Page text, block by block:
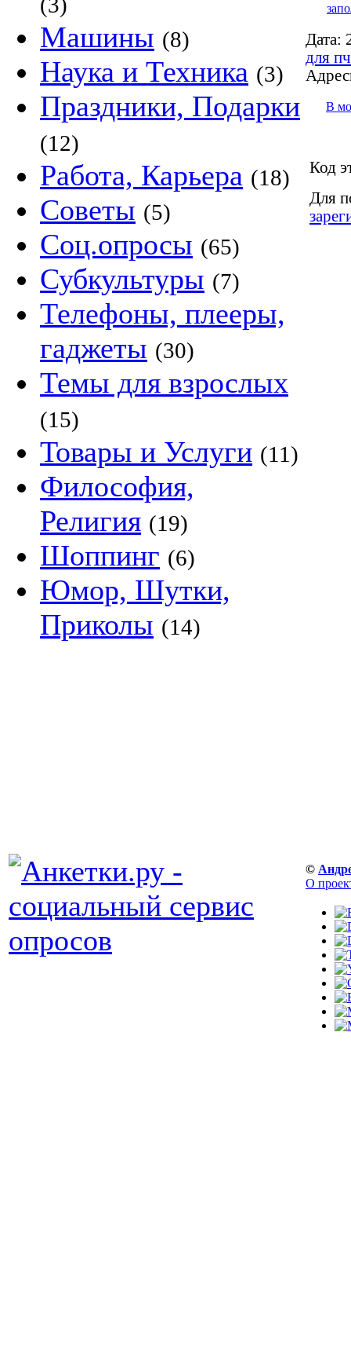
Машины (8)
Наука и Техника (3)
Праздники, Подарки
(12)
Работа, Карьера (18)
Советы (5)
Соц.опросы (65)
Субкультуры (7)
Телефоны, плееры,
гаджеты (30)
Темы для взрослых
(15)
Товары и Услуги (11)
Философия,
Религия (19)
Шоппинг (6)
Юмор, Шутки,
Приколы (14)
Дата:
для пч
В
Код
Для
©
О